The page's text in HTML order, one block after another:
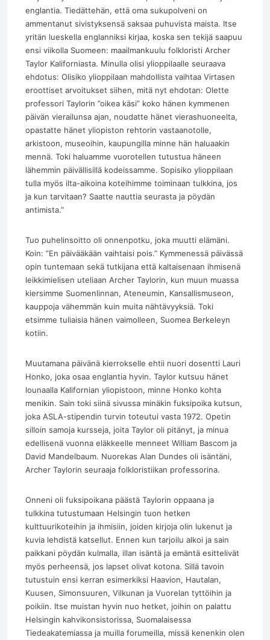
englantia. Tiedättehän, että oma sukupolveni on
ammentanut sivistyksensä saksaa puhuvista maista. Itse
yritän lueskella englanniksi kirjaa, koska sen tekijä saapuu
ensi viikolla Suomeen: maailmankuulu folkloristi Archer
Taylor Kaliforniasta. Minulla olisi ylioppilaalle seuraava
ehdotus: Olisiko ylioppilaan mahdollista vaihtaa Virtasen
eroottiset arvoitukset siihen, mitä nyt ehdotan: Olette
professori Taylorin ”oikea käsi” koko hänen kymmenen
päivän vierailunsa ajan, noudatte hänet vierashuoneelta,
opastatte hänet yliopiston rehtorin vastaanotolle,
arkistoon, museoihin, kaupungilla minne hän haluaakin
mennä. Toki haluamme vuorotellen tutustua häneen
lähemmin päivällisillä kodeissamme. Sopisiko ylioppilaan
tulla myös ilta-aikoina koteihimme toiminaan tulkkina, jos
ja kun tarvitaan? Saatte nauttia seurasta ja pöydän
antimista.”
Tuo puhelinsoitto oli onnenpotku, joka muutti elämäni.
Koin: ”En päivääkään vaihtaisi pois.” Kymmenessä päivässä
opin tuntemaan sekä tutkijana että kaltaisenaan ihmisenä
leikkimielisen uteliaan Archer Taylorin, kun muun muassa
kiersimme Suomenlinnan, Ateneumin, Kansallismuseon,
kauppoja vähemmän kuin muita nähtävyyksiä. Toki
etsimme tuliaisia hänen vaimolleen, Suomea Berkeleyn
kotiin.
Muutamana päivänä kierrokselle ehtii nuori dosentti Lauri
Honko, joka osaa englantia hyvin. Taylor kutsuu hänet
lounaalla Kalifornian yliopistoon, minne Honko kohta
menikin. Sain toki siinä sivussa minäkin fuksipoika kutsun,
joka ASLA-stipendin turvin toteutui vasta 1972. Opetin
silloin samoja kursseja, joita Taylor oli pitänyt, ja minua
edellisenä vuonna eläkkeelle menneet William Bascom ja
David Mandelbaum. Nuorekas Alan Dundes oli isäntäni,
Archer Taylorin seuraaja folkloristiikan professorina.
Onneni oli fuksipoikana päästä Taylorin oppaana ja
tulkkina tutustumaan Helsingin tuon hetken
kulttuurikoteihin ja ihmisiin, joiden kirjoja olin lukenut ja
kuvia lehdistä katsellut. Ennen kun tarjoilu alkoi ja sain
paikkani pöydän kulmalla, illan isäntä ja emäntä esittelivät
myös perheensä, jos lapset olivat kotona. Sillä tavoin
tutustuin ensi kerran esimerkiksi Haavion, Hautalan,
Kuusen, Simonsuuren, Vilkunan ja Vuorelan tyttöihin ja
poikiin. Itse muistan hyvin nuo hetket, joihin on palattu
Helsingin kahvikonsistorissa, Suomalaisessa
Tiedeakatemiassa ja muilla forumeilla, missä kenenkin olen